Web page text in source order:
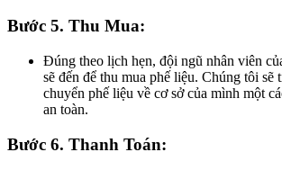
Bước 5. Thu Mua:
Đúng theo lịch hẹn, đội ngũ nhân viên
sẽ đến để thu mua phế liệu. Chúng tôi sẽ
chuyển phế liệu về cơ sở của mình một
an toàn.
Bước 6. Thanh Toán: